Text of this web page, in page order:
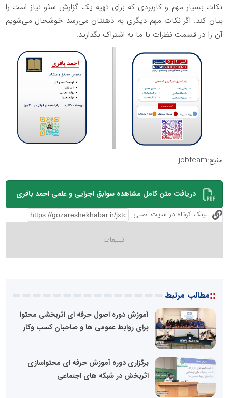
نکات بسیار مهم و کاربردی که برای تهیه یک گزارش سئو نیاز است را
بیان کند. اگر نکات مهم دیگری به ذهنتان می‌رسد خوشحال می‌شویم
آن را در قسمت نظرات با ما به اشتراک بگذارید.
منبع:jobteam
دریافت متن کامل مشاهده سوابق اجرایی و علمی احمد باقری
لینک کوتاه در سایت اصلی
::مطالب مرتبط
آموزش دوره اصول حرفه ای اثربخشی محتوا
برای روابط عمومی ها و صاحبان کسب وکار
برگزاری دوره آموزش حرفه ای محتواسازی
اثربخش در شبکه های اجتماعی